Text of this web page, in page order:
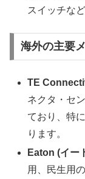
スイッチな
海外の主要
TE
ネクタ・セ
ており、特
ります。
Eaton (イー
用、民生用